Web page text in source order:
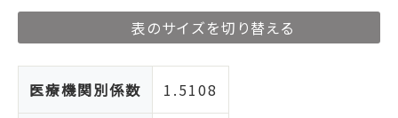
表のサイズを切り替える
医療機関別係数 1.5108